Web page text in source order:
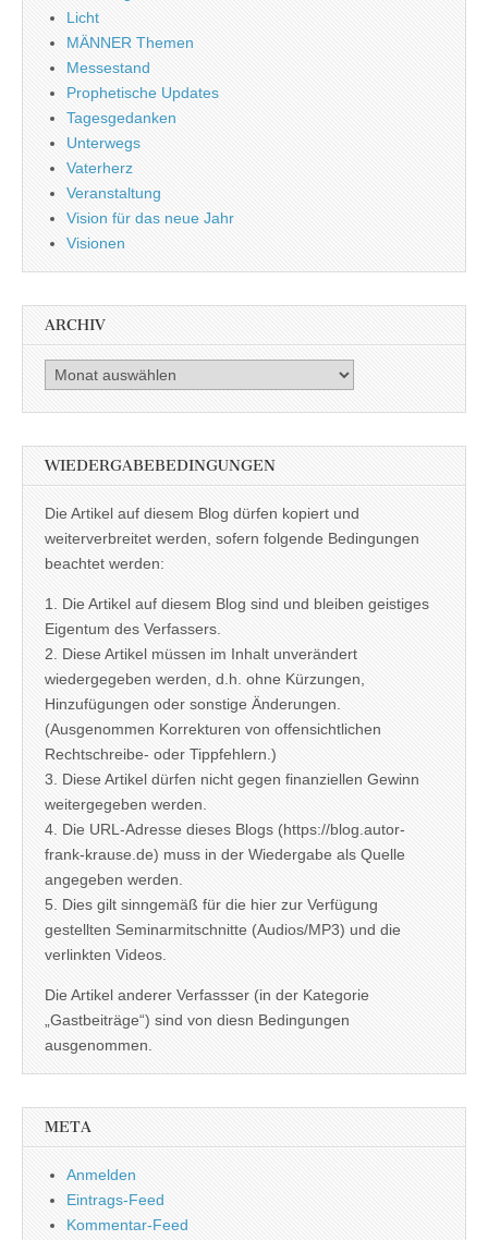
Licht
MÄNNER Themen
Messestand
Prophetische Updates
Tagesgedanken
Unterwegs
Vaterherz
Veranstaltung
Vision für das neue Jahr
Visionen
ARCHIV
Archiv
WIEDERGABEBEDINGUNGEN
Die Artikel auf diesem Blog dürfen kopiert und
weiterverbreitet werden, sofern folgende Bedingungen
beachtet werden:
1. Die Artikel auf diesem Blog sind und bleiben geistiges
Eigentum des Verfassers.
2. Diese Artikel müssen im Inhalt unverändert
wiedergegeben werden, d.h. ohne Kürzungen,
Hinzufügungen oder sonstige Änderungen.
(Ausgenommen Korrekturen von offensichtlichen
Rechtschreibe- oder Tippfehlern.)
3. Diese Artikel dürfen nicht gegen finanziellen Gewinn
weitergegeben werden.
4. Die URL-Adresse dieses Blogs (https://blog.autor-
frank-krause.de) muss in der Wiedergabe als Quelle
angegeben werden.
5. Dies gilt sinngemäß für die hier zur Verfügung
gestellten Seminarmitschnitte (Audios/MP3) und die
verlinkten Videos.
Die Artikel anderer Verfassser (in der Kategorie
„Gastbeiträge“) sind von diesn Bedingungen
ausgenommen.
META
Anmelden
Eintrags-Feed
Kommentar-Feed